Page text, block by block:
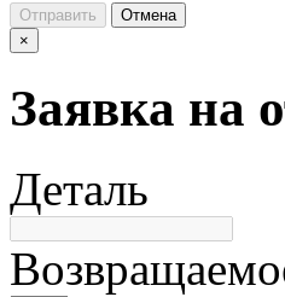
Отправить
Отмена
×
Заявка на
Деталь